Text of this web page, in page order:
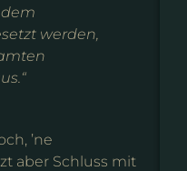
werden,
’ne
aber Schluss mit